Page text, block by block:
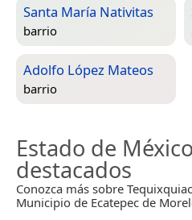
Santa María Nativitas
barrio
Adolfo López Mateos
barrio
Estado de México
destacados
Conozca más sobre
Municipio de Ecatepec de